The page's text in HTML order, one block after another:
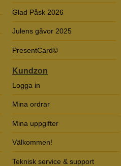
Glad Påsk 2026
Julens gåvor 2025
PresentCard©
Kundzon
Logga in
Mina ordrar
Mina uppgifter
Välkommen!
Teknisk service & support